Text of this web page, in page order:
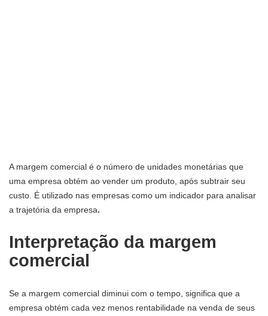
A margem comercial é o número de unidades monetárias que
uma empresa obtém ao vender um produto, após subtrair seu
custo. É utilizado nas empresas como um indicador para analisar
a trajetória da empresa.
Interpretação da margem
comercial
Se a margem comercial diminui com o tempo, significa que a
empresa obtém cada vez menos rentabilidade na venda de seus